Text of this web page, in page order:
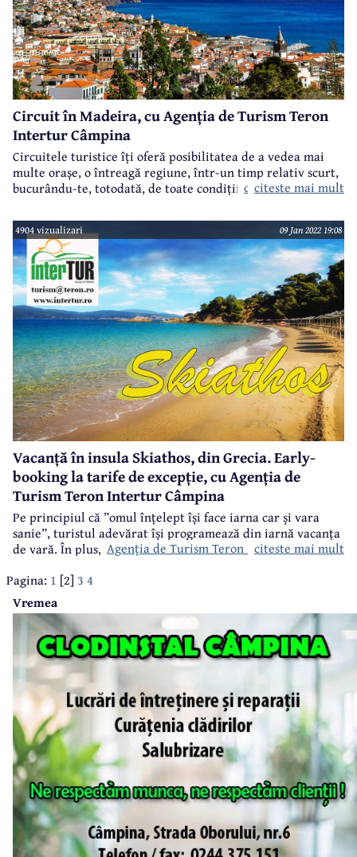
Circuit în Madeira, cu Agenția de Turism Teron
Intertur Câmpina
Circuitele turistice îți oferă posibilitatea de a vedea mai
multe orașe, o întreagă regiune, într-un timp relativ scurt,
bucurându-te, totodată, de toate condițiile asigurate de o
premiză, Agenția de Turism Teron Intertur Câmpina vă
propune un
circuit în Medeira
, supranumită ”Insula Florilor”, un adevărat
paradis în mijlocul Atlanticului, aparținând din punct de
vedere administrativ de Portugalia.
citeste mai mult
4904 vizualizari 09 Jan 2022 19:08
Vacanță în insula Skiathos, din Grecia. Early-
booking la tarife de excepție, cu Agenția de
Turism Teron Intertur Câmpina
Pe principiul că ”omul înțelept își face iarna car și vara
sanie”, turistul adevărat își programează din iarnă vacanța
de vară. În plus, făcând acest lucru prin
Agenția de Turism Teron Intertur Câmpina
, aveți posibilitatea
citeste mai mult
Pagina: 1 [2] 3 4
Vremea